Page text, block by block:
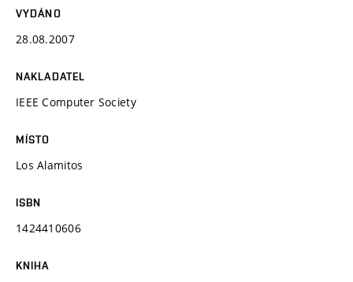
VYDÁNO
28.08.2007
NAKLADATEL
IEEE Computer Society
MÍSTO
Los Alamitos
ISBN
1424410606
KNIHA